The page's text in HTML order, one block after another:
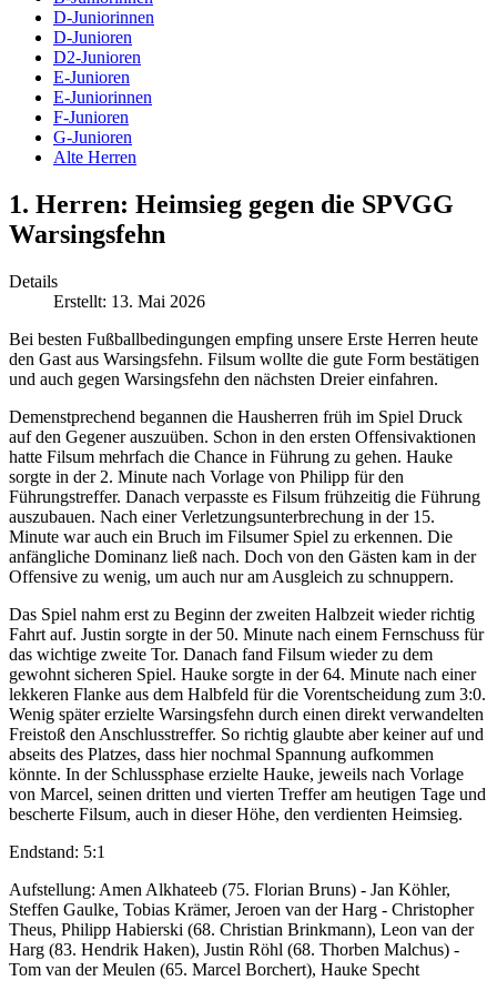
D-Juniorinnen
D-Junioren
D2-Junioren
E-Junioren
E-Juniorinnen
F-Junioren
G-Junioren
Alte Herren
1. Herren: Heimsieg gegen die SPVGG
Warsingsfehn
Details
Erstellt: 13. Mai 2026
Bei besten Fußballbedingungen empfing unsere Erste Herren heute
den Gast aus Warsingsfehn. Filsum wollte die gute Form bestätigen
und auch gegen Warsingsfehn den nächsten Dreier einfahren.
Demenstprechend begannen die Hausherren früh im Spiel Druck
auf den Gegener auszuüben. Schon in den ersten Offensivaktionen
hatte Filsum mehrfach die Chance in Führung zu gehen. Hauke
sorgte in der 2. Minute nach Vorlage von Philipp für den
Führungstreffer. Danach verpasste es Filsum frühzeitig die Führung
auszubauen. Nach einer Verletzungsunterbrechung in der 15.
Minute war auch ein Bruch im Filsumer Spiel zu erkennen. Die
anfängliche Dominanz ließ nach. Doch von den Gästen kam in der
Offensive zu wenig, um auch nur am Ausgleich zu schnuppern.
Das Spiel nahm erst zu Beginn der zweiten Halbzeit wieder richtig
Fahrt auf. Justin sorgte in der 50. Minute nach einem Fernschuss für
das wichtige zweite Tor. Danach fand Filsum wieder zu dem
gewohnt sicheren Spiel. Hauke sorgte in der 64. Minute nach einer
lekkeren Flanke aus dem Halbfeld für die Vorentscheidung zum 3:0.
Wenig später erzielte Warsingsfehn durch einen direkt verwandelten
Freistoß den Anschlusstreffer. So richtig glaubte aber keiner auf und
abseits des Platzes, dass hier nochmal Spannung aufkommen
könnte. In der Schlussphase erzielte Hauke, jeweils nach Vorlage
von Marcel, seinen dritten und vierten Treffer am heutigen Tage und
bescherte Filsum, auch in dieser Höhe, den verdienten Heimsieg.
Endstand: 5:1
Aufstellung: Amen Alkhateeb (75. Florian Bruns) - Jan Köhler,
Steffen Gaulke, Tobias Krämer, Jeroen van der Harg - Christopher
Theus, Philipp Habierski (68. Christian Brinkmann), Leon van der
Harg (83. Hendrik Haken), Justin Röhl (68. Thorben Malchus) -
Tom van der Meulen (65. Marcel Borchert), Hauke Specht